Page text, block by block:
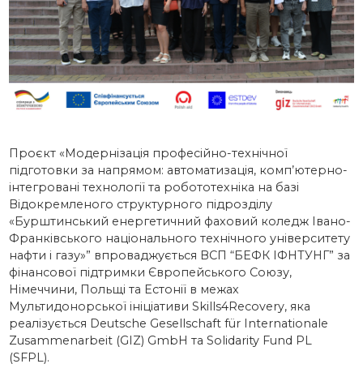
Проєкт «Модернізація професійно-технічної
підготовки за напрямом: автоматизація, комп’ютерно-
інтегровані технології та робототехніка на базі
Відокремленого структурного підрозділу
«Бурштинський енергетичний фаховий коледж Івано-
Франківського національного технічного університету
нафти і газу»” впроваджується ВСП “БЕФК ІФНТУНГ” за
фінансової підтримки Європейського Союзу,
Німеччини, Польщі та Естонії в межах
Мультидонорської ініціативи Skills4Recovery, яка
реалізується Deutsche Gesellschaft für Internationale
Zusammenarbeit (GIZ) GmbH та Solidarity Fund PL
(SFPL).